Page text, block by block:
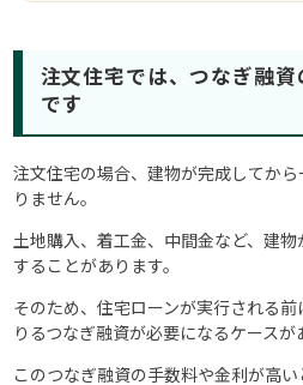
注文住宅では、つなぎ融資
です
注文住宅の場合、建物が完成してか
りません。
土地購入、着工金、中間金など、建
することがあります。
そのため、住宅ローンが実行される
りるつなぎ融資が必要になるケースが
このつなぎ融資の手数料や金利が高